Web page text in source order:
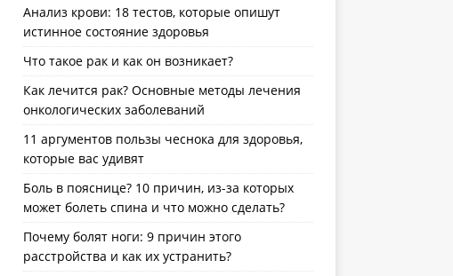
Анализ крови: 18 тестов, которые опишут
истинное состояние здоровья
Что такое рак и как он возникает?
Как лечится рак? Основные методы лечения
онкологических заболеваний
11 аргументов пользы чеснока для здоровья,
которые вас удивят
Боль в пояснице? 10 причин, из-за которых
может болеть спина и что можно сделать?
Почему болят ноги: 9 причин этого
расстройства и как их устранить?